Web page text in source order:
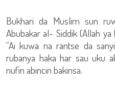
Bukhari da Muslim sun
Abubakar al- Siddik (Allah
“Ai kuwa na rantse da
rubanya haka har sau uku
nufin abincin bakinsa.